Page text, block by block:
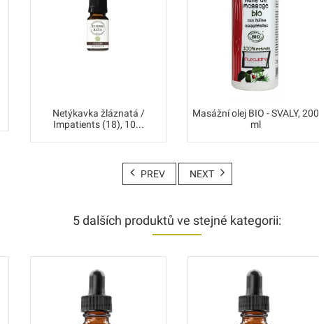
Netýkavka žláznatá /
Impatients (18), 10...
Masážní olej BIO - SVALY, 200
ml
PREV NEXT
5 dalších produktů ve stejné kategorii: